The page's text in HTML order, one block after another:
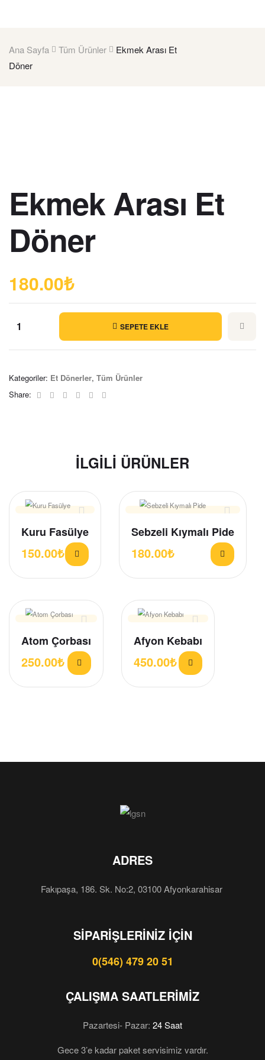
Ana Sayfa Tüm Ürünler
Ekmek Arası Et
Döner
Ekmek Arası Et
Döner
180.00₺
SEPETE EKLE
Kategoriler: Et Dönerler, Tüm Ürünler
Share:
Facebook
TwitterLinkedinGoogle+Pinterest
İLGILI ÜRÜNLER
Kuru Fasülye
150.00₺
Sebzeli Kıymalı Pide
180.00₺
Atom Çorbası
250.00₺
Afyon Kebabı
450.00₺
ADRES
Fakıpaşa, 186. Sk. No:2, 03100 Afyonkarahisar
SIPARIŞLERINIZ İÇIN
0(546) 479 20 51
ÇALIŞMA SAATLERIMIZ
Pazartesi- Pazar: 24 Saat
Gece 3’e kadar paket servisimiz vardır.